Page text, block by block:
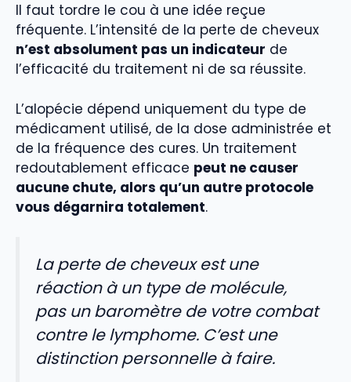
Il faut tordre le cou à une idée reçue
fréquente. L’intensité de la perte de cheveux
n’est absolument pas un indicateur de
l’efficacité du traitement ni de sa réussite.
L’alopécie dépend uniquement du type de
médicament utilisé, de la dose administrée et
de la fréquence des cures. Un traitement
redoutablement efficace peut ne causer
aucune chute, alors qu’un autre protocole
vous dégarnira totalement.
La perte de cheveux est une
réaction à un type de molécule,
pas un baromètre de votre combat
contre le lymphome. C’est une
distinction personnelle à faire.